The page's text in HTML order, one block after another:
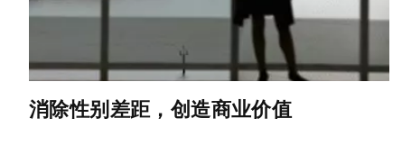
消除性别差距，创造商业价值